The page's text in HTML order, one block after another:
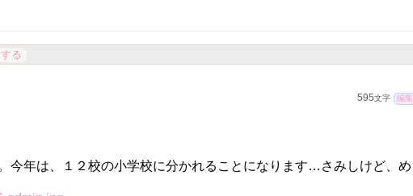
る
595文字 編集
年は、１２校の小学校に分かれることになります…さみしけど、め